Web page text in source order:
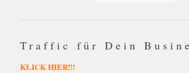
Traffic für Dein
KLICK HIER!!!